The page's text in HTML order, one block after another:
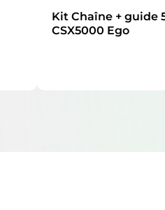
Kit Chaîne + guide
CSX5000 Ego